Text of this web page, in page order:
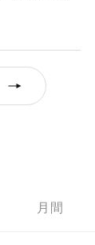
月間